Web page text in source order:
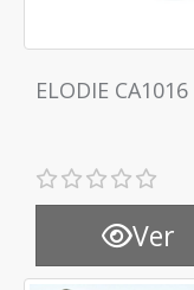
ELODIE CA1016
Ver